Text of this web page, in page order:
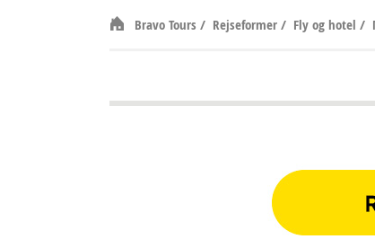
Bravo Tours / Rejseformer/ Fly og hotel /